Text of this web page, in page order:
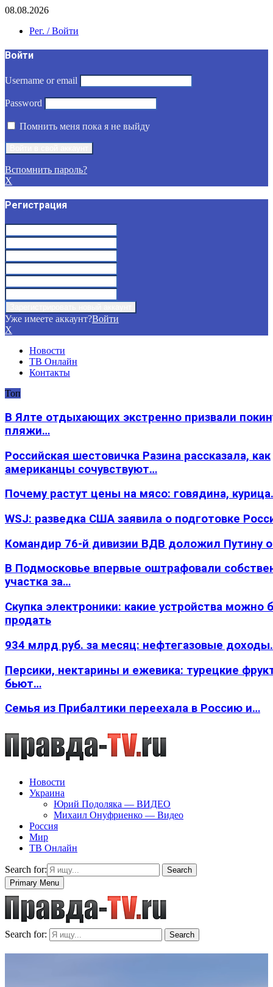
08.08.2026
Рег. / Войти
Войти
Username or email
Password
Помнить меня пока я не выйду
Вспомнить пароль?
X
Регистрация
Уже имеете аккаунт?Войти
X
Новости
ТВ Онлайн
Контакты
Топ
В Ялте отдыхающих экстренно призвали
пляжи…
Российская шестовичка Разина рассказала, как
американцы сочувствуют…
Почему растут цены на мясо: говядина,
WSJ: разведка США заявила о подготовке
Командир 76-й дивизии ВДВ доложил Путину
В Подмосковье впервые оштрафовали
участка за…
Скупка электроники: какие устройства можно
продать
934 млрд руб. за месяц: нефтегазовые
Персики, нектарины и ежевика: турецкие
бьют…
Семья из Прибалтики переехала в Россию и…
Новости
Украина
Юрий Подоляка — ВИДЕО
Михаил Онуфриенко — Видео
Россия
Мир
ТВ Онлайн
Search for:
Search
Primary Menu
Search for: Search